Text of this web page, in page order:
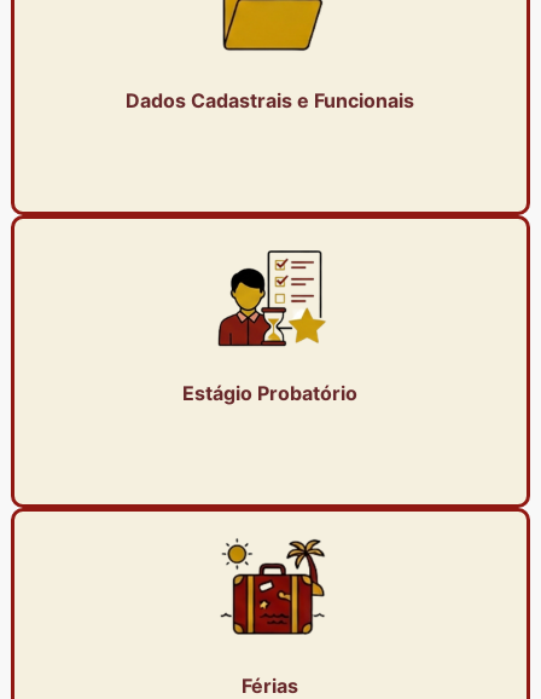
Dados Cadastrais e Funcionais
Estágio Probatório
Férias